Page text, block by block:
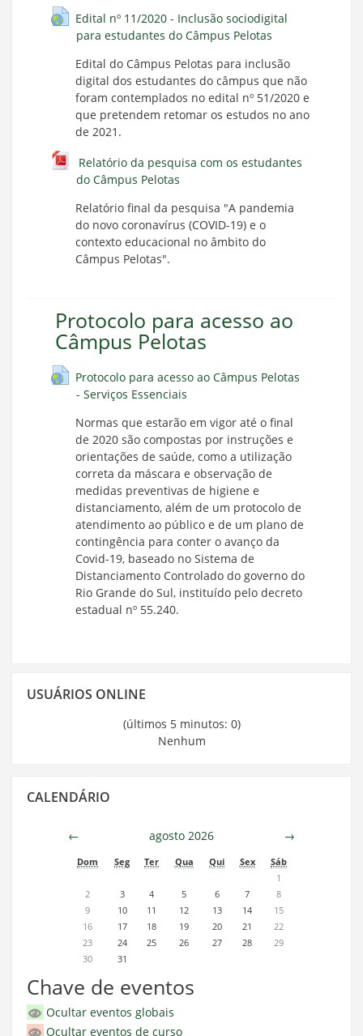
Edital nº 11/2020 - Inclusão sociodigital
para estudantes do Câmpus Pelotas
Edital do Câmpus Pelotas para inclusão
digital dos estudantes do câmpus que não
foram contemplados no edital nº 51/2020 e
que pretendem retomar os estudos no ano
de 2021.
Relatório da pesquisa com os estudantes
do Câmpus Pelotas
Relatório final da pesquisa "A pandemia
do novo coronavírus (COVID-19) e o
contexto educacional no âmbito do
Câmpus Pelotas".
Protocolo para acesso ao
Câmpus Pelotas
Protocolo para acesso ao Câmpus Pelotas
- Serviços Essenciais
Normas que estarão em vigor até o final
de 2020 são compostas por instruções e
orientações de saúde, como a utilização
correta da máscara e observação de
medidas preventivas de higiene e
distanciamento, além de um protocolo de
atendimento ao público e de um plano de
contingência para conter o avanço da
Covid-19, baseado no Sistema de
Distanciamento Controlado do governo do
Rio Grande do Sul, instituído pelo decreto
estadual nº 55.240.
Usuários
USUÁRIOS ONLINE
(últimos 5 minutos: 0)
Nenhum
Calendário
CALENDÁRIO
← agosto 2026 →
Dom Seg Ter Qua Qui Sex
Sáb
1
2
3 4 5 6 7
8
9
10 11 12 13 14
15
16
17 18 19 20 21
22
23
24 25 26 27 28
29
30
31
Chave de eventos
Ocultar eventos globais
Ocultar eventos de curso